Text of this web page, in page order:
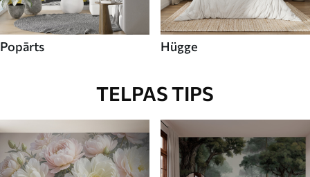
Popārts Hügge
TELPAS TIPS